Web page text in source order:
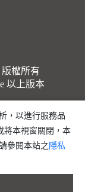
權所有
以上版本
，以進行服務品
將本視窗關閉，本
參閱本站之 隱私